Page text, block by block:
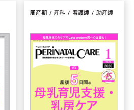
周産期 産科 看護師 助産師